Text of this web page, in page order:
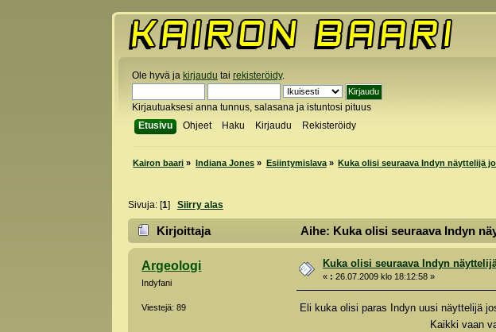
Ole hyvä ja kirjaudu tai rekisteröidy.
Kirjautuaksesi anna tunnus, salasana ja istuntosi pituus
Etusivu
Ohjeet Haku Kirjaudu Rekisteröidy
Kairon baari » Indiana Jones » Esiintymislava» Kuka olisi seuraava Indyn näyttelijä
Sivuja: [1] Siirry alas
Kirjoittaja Aihe: Kuka olisi seuraava Indyn
Argeologi
Indyfani
Viestejä: 89
Kuka olisi seuraava Indyn
« : 26.07.2009 klo 18:12:58 »
Eli kuka olisi paras Indyn uusi näyttelijä
Kaikki vaan